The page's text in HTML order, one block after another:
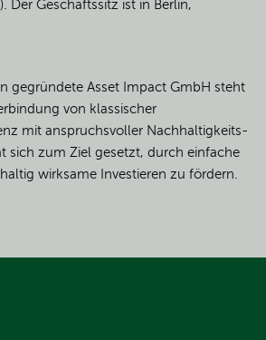
Der Geschäftssitz ist in Berlin,
gegründete Asset Impact GmbH steht
von klassischer
mit anspruchsvoller Nachhaltigkeits-
sich zum Ziel gesetzt, durch einfache
wirksame Investieren zu fördern.